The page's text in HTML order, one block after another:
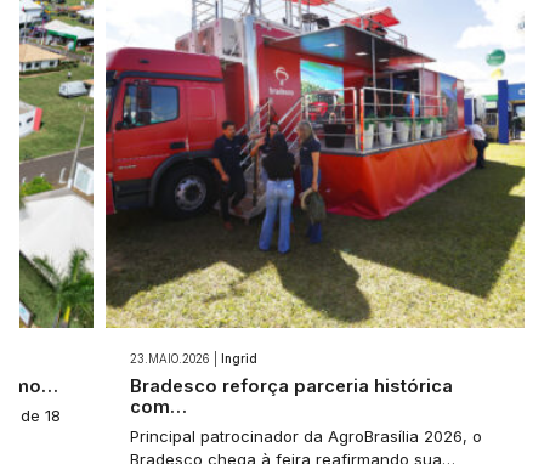
de 18
23.MAIO.2026 | Ingrid
Bradesco reforça parceria histórica
com…
Principal patrocinador da AgroBrasília 2026, o
Bradesco chega à feira reafirmando sua…